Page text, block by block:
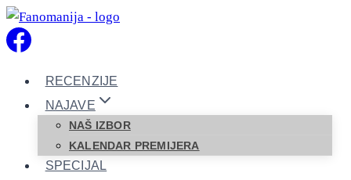
Skip
to
RECENZIJE
NAJAVE
NAŠ IZBOR
KALENDAR PREMIJERA
SPECIJAL